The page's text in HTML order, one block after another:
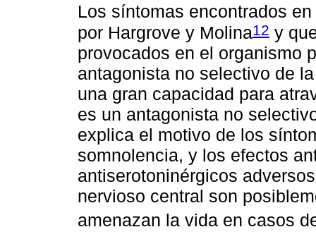
Los síntomas encontrados
por Hargrove y Molina12 y
provocados en el organismo
antagonista no selectivo de
una gran capacidad para
es un antagonista no
explica el motivo de los
somnolencia, y los efectos
antiserotoninérgicos
nervioso central son
amenazan la vida en casos